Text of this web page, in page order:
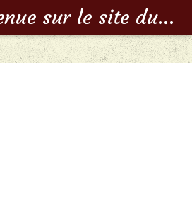
Bienvenue sur le site du Doyenné de Saint-Claude